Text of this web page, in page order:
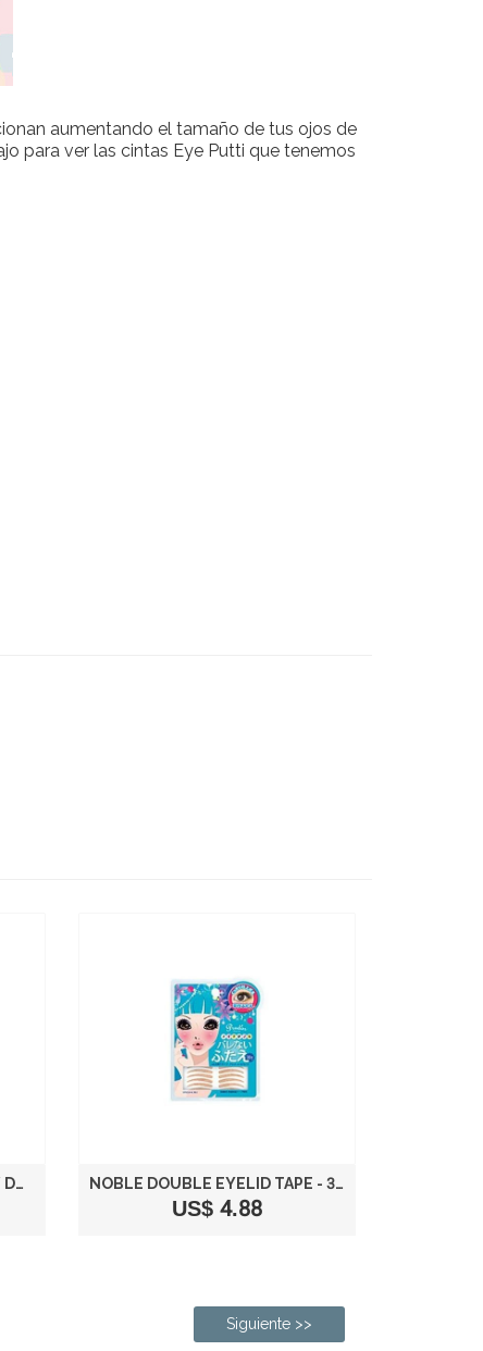
aumentando el tamaño de tus ojos de
para ver las cintas Eye Putti que tenemos
PRUDOR NATURAL 70 SETS / DOUBLE EYELID TAPE NOBLE DOUBLE EYELID TAPE - 30 TAPES
US$ 4.88
Siguiente >>